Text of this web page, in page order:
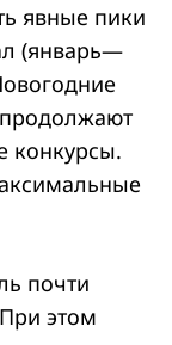
явные пики
(январь—
конкурсы.
почти
этом